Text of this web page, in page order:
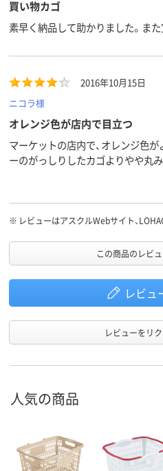
買い物カゴ
素早く納品して助かりました。また
2016年10月15日
ニコラ様
オレンジ色が店内で目立つ
マーケットの店内で、オレンジ色
ーのがっしりしたカゴよりやや丸
※ レビューはアスクルWebサイト、
この商品のレビ
レビュ
レビューをリ
人気の商品